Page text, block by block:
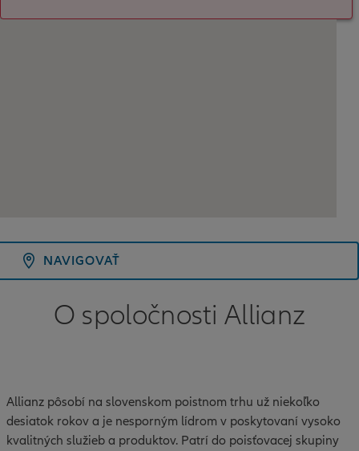
NAVIGOVAŤ
O spoločnosti Allianz
Allianz pôsobí na slovenskom poistnom trhu už niekoľko
desiatok rokov a je nesporným lídrom v poskytovaní vysoko
kvalitných služieb a produktov. Patrí do poisťovacej skupiny